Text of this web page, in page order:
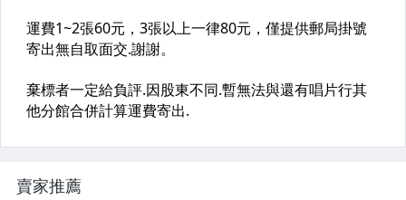
賣家推薦